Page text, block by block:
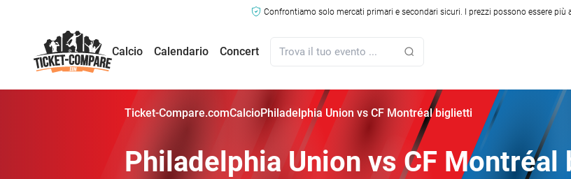
Confrontiamo solo mercati primari e secondari sicuri. I prezzi possono essere più
Calcio Calendario Concert
Ticket-Compare.comCalcioPhiladelphia Union vs CF Montréal biglietti
Philadelphia Union vs CF